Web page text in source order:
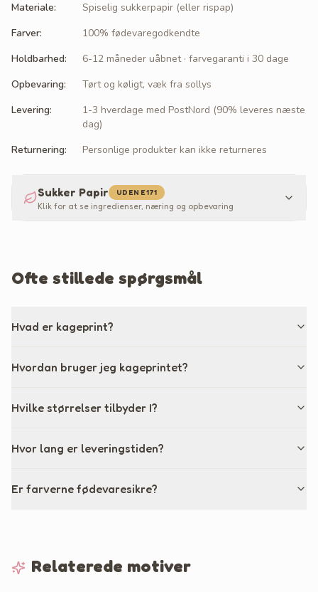
Materiale:
Spiselig sukkerpapir (eller rispap)
Farver:
100% fødevaregodkendte
Holdbarhed:
6-12 måneder uåbnet · farvegaranti i 30 dage
Opbevaring:
Tørt og køligt, væk fra sollys
Levering:
1-3 hverdage med PostNord (90% leveres næste
dag)
Returnering: Personlige produkter kan ikke returneres
Sukker Papir UDEN E171
Klik for at se ingredienser, næring og opbevaring
Ofte stillede spørgsmål
Hvad er kageprint?
Hvordan bruger jeg kageprintet?
Hvilke størrelser tilbyder I?
Hvor lang er leveringstiden?
Er farverne fødevaresikre?
Relaterede motiver